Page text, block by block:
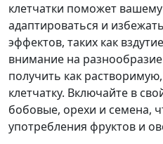
клетчатки поможет
адаптироваться и
эффектов, таких как
внимание на
получить как
клетчатку. Включайте в
бобовые, орехи и семена,
употребления фруктов и